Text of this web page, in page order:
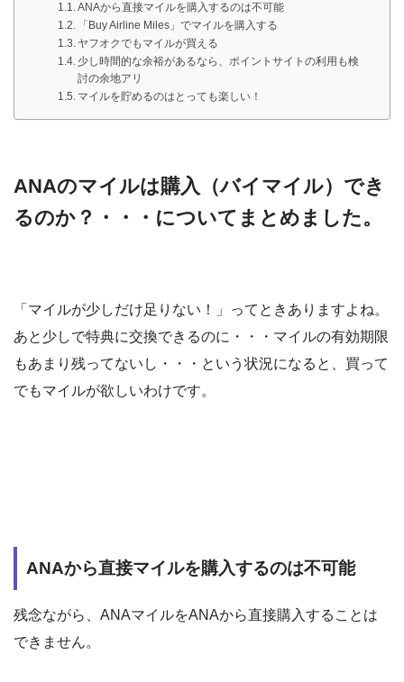
ANAから直接マイルを購入するのは不可能
「Buy Airline Miles」でマイルを購入する
ヤフオクでもマイルが買える
少し時間的な余裕があるなら、ポイントサイトの利用も検
討の余地アリ
マイルを貯めるのはとっても楽しい！
ANAのマイルは購入（バイマイル）でき
るのか？・・・についてまとめました。
「マイルが少しだけ足りない！」ってときありますよね。
あと少しで特典に交換できるのに・・・マイルの有効期限
もあまり残ってないし・・・という状況になると、買って
でもマイルが欲しいわけです。
ANAから直接マイルを購入するのは不可能
残念ながら、ANAマイルをANAから直接購入することは
できません。